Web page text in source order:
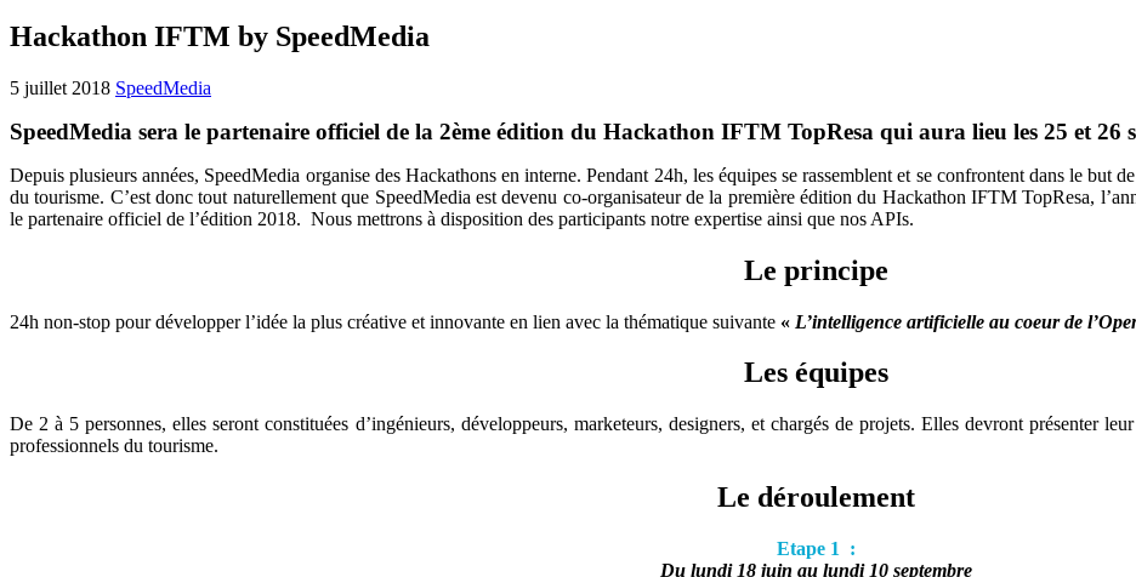
Hackathon IFTM by SpeedMedia
5 juillet 2018 SpeedMedia
SpeedMedia sera le partenaire officiel de la 2ème édition du Hackathon IFTM TopResa qui aura lieu les 25 et 26
Depuis plusieurs années, SpeedMedia organise des Hackathons en interne. Pendant 24h, les équipes se rassemblent et se confrontent dans le but
du tourisme. C’est donc tout naturellement que SpeedMedia est devenu co-organisateur de la première édition du Hackathon IFTM TopResa,
le partenaire officiel de l’édition 2018. Nous mettrons à disposition des participants notre expertise ainsi que nos APIs.
Le principe
24h non-stop pour développer l’idée la plus créative et innovante en lien avec la thématique suivante « L’intelligence artificielle au coeur de
Les équipes
De 2 à 5 personnes, elles seront constituées d’ingénieurs, développeurs, marketeurs, designers, et chargés de projets. Elles devront présenter
professionnels du tourisme.
Le déroulement
Etape 1 :
Du lundi 18 juin au lundi 10 septembre